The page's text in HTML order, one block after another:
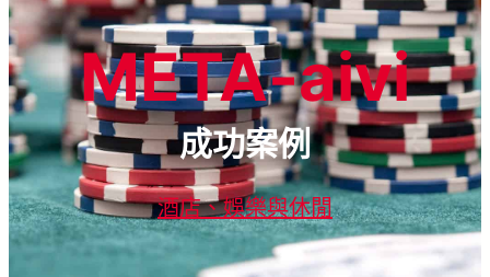
META-aivi
成功案例
酒店、娛樂與休閒